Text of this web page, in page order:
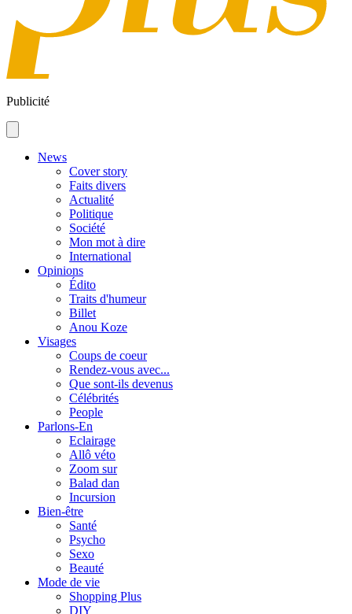
Publicité
News
Cover story
Faits divers
Actualité
Politique
Société
Mon mot à dire
International
Opinions
Édito
Traits d'humeur
Billet
Anou Koze
Visages
Coups de coeur
Rendez-vous avec...
Que sont-ils devenus
Célébrités
People
Parlons-En
Eclairage
Allô véto
Zoom sur
Balad dan
Incursion
Bien-être
Santé
Psycho
Sexo
Beauté
Mode de vie
Shopping Plus
DIY